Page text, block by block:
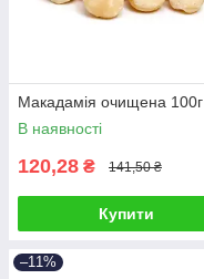
Макадамія очищена 100г
В наявності
120,28 ₴ 141,50 ₴
Купити
–11%